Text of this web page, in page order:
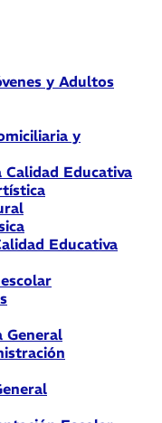
y Adultos
y
Educativa
Educativa
General